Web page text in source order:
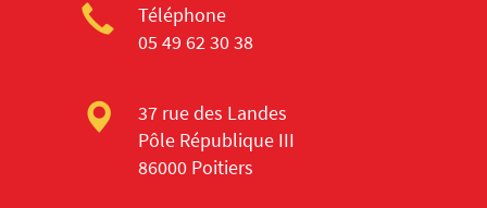
Téléphone
05 49 62 30 38
37 rue des Landes
Pôle République III
86000 Poitiers